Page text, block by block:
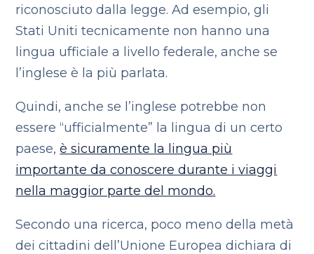
riconosciuto dalla legge. Ad esempio, gli
Stati Uniti tecnicamente non hanno una
lingua ufficiale a livello federale, anche se
l’inglese è la più parlata.
Quindi, anche se l’inglese potrebbe non
essere “ufficialmente” la lingua di un certo
paese,è sicuramente la lingua più
importante da conoscere durante i viaggi
nella maggior parte del mondo.
Secondo una ricerca, poco meno della metà
dei cittadini dell’Unione Europea dichiara di